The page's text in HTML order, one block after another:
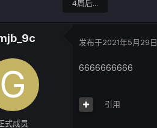
4周后...
式成员
发布于2021年5月29日
6666666666
引用